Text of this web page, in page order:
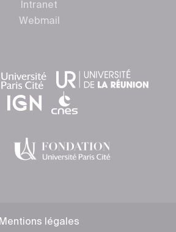
Intranet
Webmail
Mentions légales